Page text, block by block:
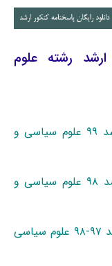
ارشد رشته علوم
دانلود سوالات کنکور کارشناسی ارشد ۹۹ علوم سیاسی و
دانلود سوالات کنکور کارشناسی ارشد ۹۸ علوم سیاسی و
دانلود سوالات آزمون کارشناسی ارشد ۹۷-۹۸ علوم سیاسی